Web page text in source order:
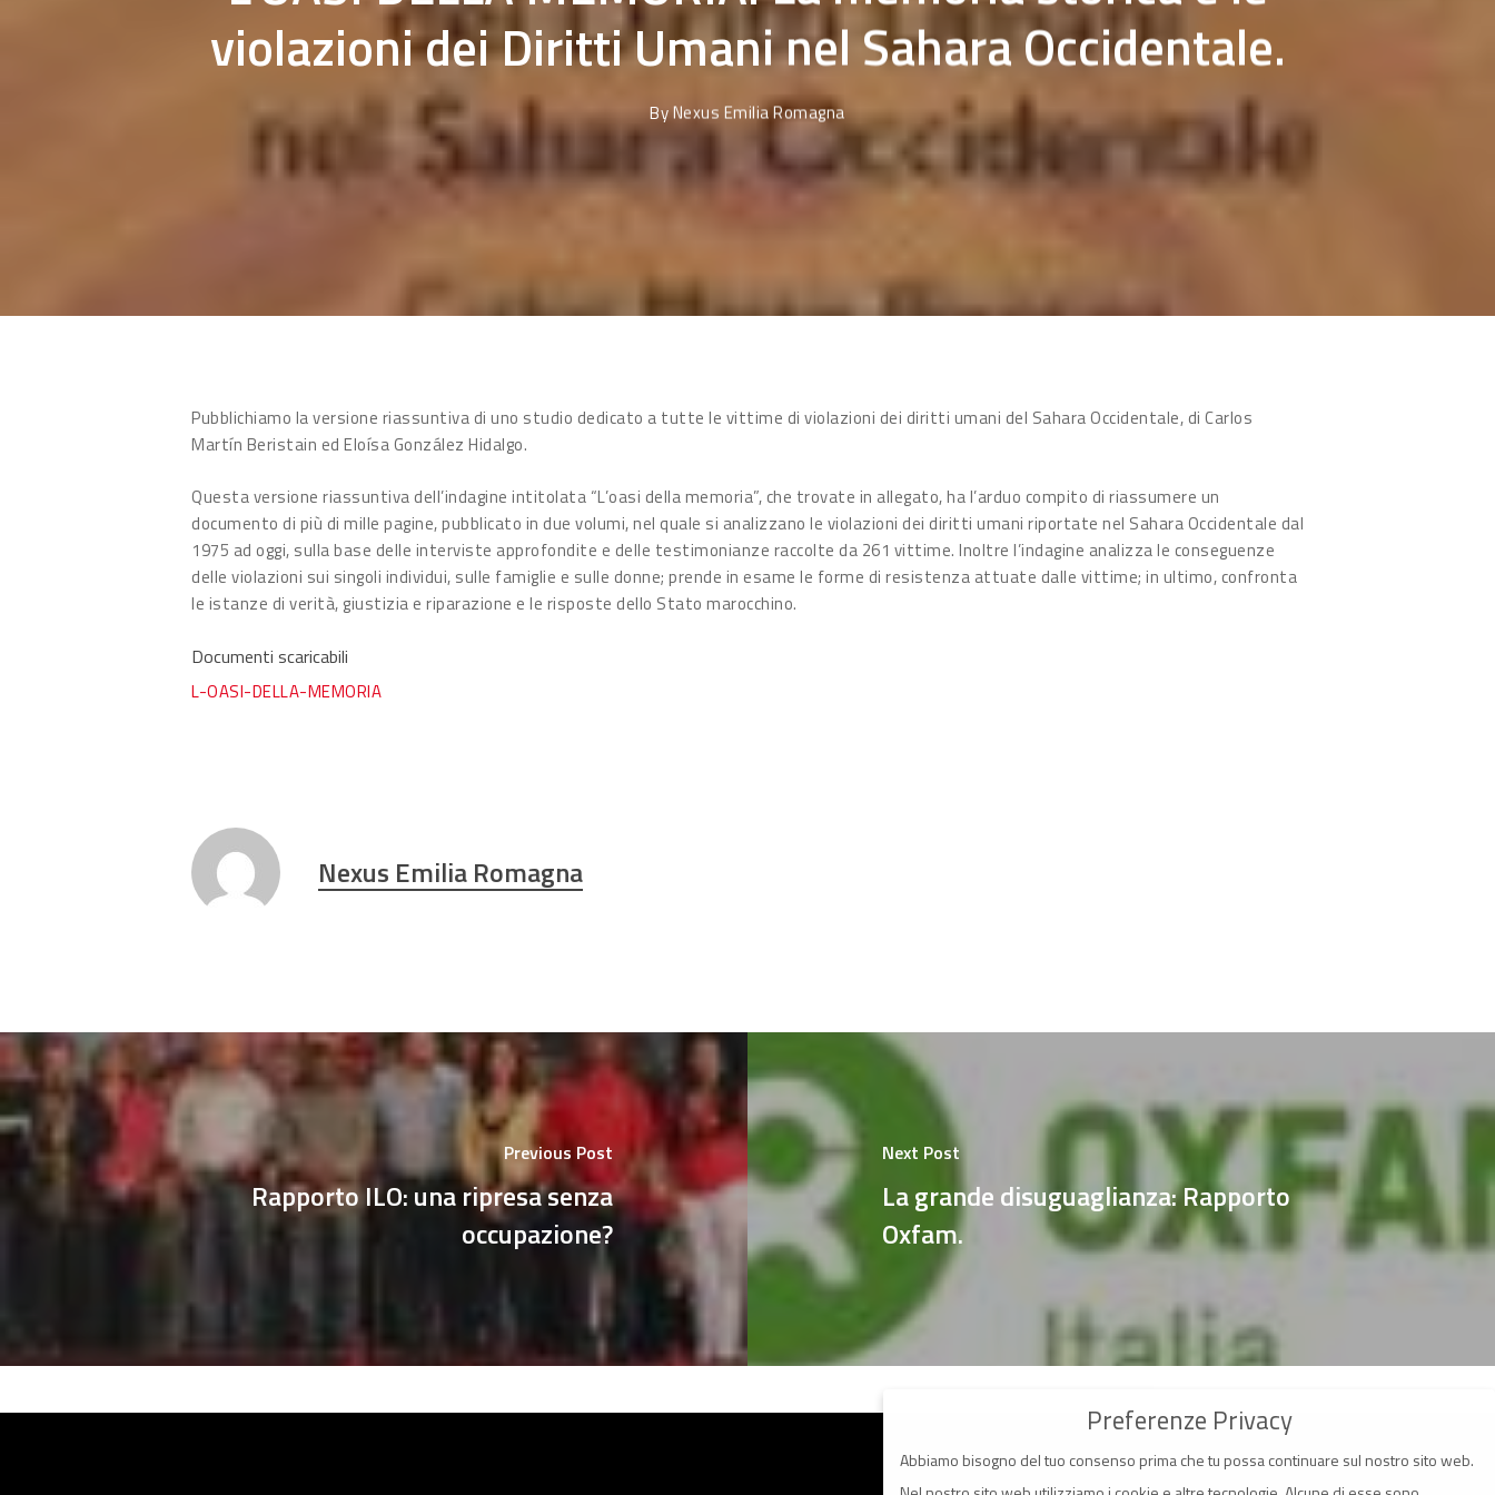
violazioni dei Diritti Umani nel Sahara Occidentale.
ByNexus Emilia Romagna
Pubblichiamo la versione riassuntiva di uno studio dedicato a tutte le vittime di violazioni dei diritti umani del Sahara Occidentale, di Carlos
Martín Beristain ed Eloísa González Hidalgo.
Questa versione riassuntiva dell’indagine intitolata “L’oasi della memoria”, che trovate in allegato, ha l’arduo compito di riassumere un
documento di più di mille pagine, pubblicato in due volumi, nel quale si analizzano le violazioni dei diritti umani riportate nel Sahara Occidentale dal
1975 ad oggi, sulla base delle interviste approfondite e delle testimonianze raccolte da 261 vittime. Inoltre l’indagine analizza le conseguenze
delle violazioni sui singoli individui, sulle famiglie e sulle donne; prende in esame le forme di resistenza attuate dalle vittime; in ultimo, confronta
le istanze di verità, giustizia e riparazione e le risposte dello Stato marocchino.
Documenti scaricabili
L-OASI-DELLA-MEMORIA
Nexus Emilia Romagna
Previous Post
Rapporto ILO: una ripresa senza
occupazione?
Next Post
La grande disuguaglianza: Rapporto
Oxfam.
Preferenze Privacy
Abbiamo bisogno del tuo consenso prima che tu possa continuare sul nostro sito web.